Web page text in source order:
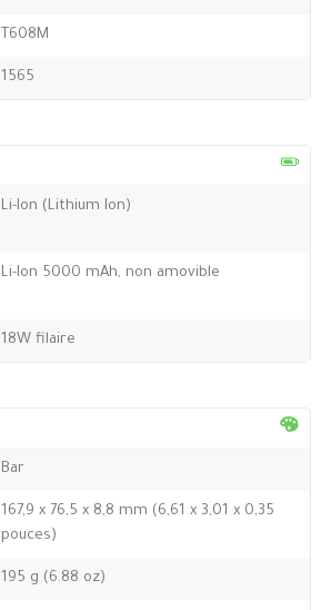
T608M
1565
Li-Ion (Lithium Ion)
Li-Ion 5000 mAh, non amovible
18W filaire
Bar
167,9 x 76,5 x 8,8 mm (6,61 x 3,01 x 0,35
pouces)
195 g (6.88 oz)